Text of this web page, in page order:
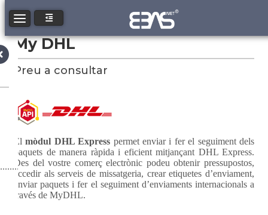
Toggle navigation
My DHL
Preu a consultar
Elmòdul DHL Express permet enviar i fer el seguiment dels
paquets de manera ràpida i eficient mitjançant DHL Express.
Des del vostre comerç electrònic podeu obtenir pressupostos,
accedir als serveis de missatgeria, crear etiquetes d’enviament,
enviar paquets i fer el seguiment d’enviaments internacionals a
través de MyDHL.